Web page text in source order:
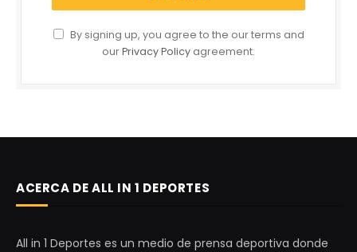
By signing up, you agree to the our terms and
ourPrivacy Policy agreement.
ACERCA DE ALL IN 1 DEPORTES
All in 1 Deportes es un medio de prensa deportiva donde